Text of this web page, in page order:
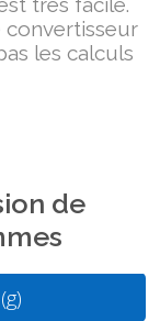
convertisseur
les calculs
de